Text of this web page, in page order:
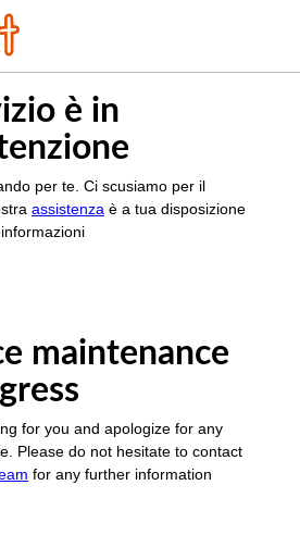
è in
per te. Ci scusiamo per il
assistenza è a tua disposizione
maintenance
for you and apologize for any
Please do not hesitate to contact
for any further information